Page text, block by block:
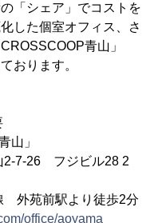
「シェア」でコストを
した個室オフィス、さ
青山」
おります。
」
7-26 フジビル28 2
苑前駅より徒歩2分
office/aoyama